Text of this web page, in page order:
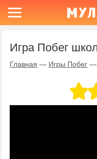
Игра Побег
Главная — Игры Побег —